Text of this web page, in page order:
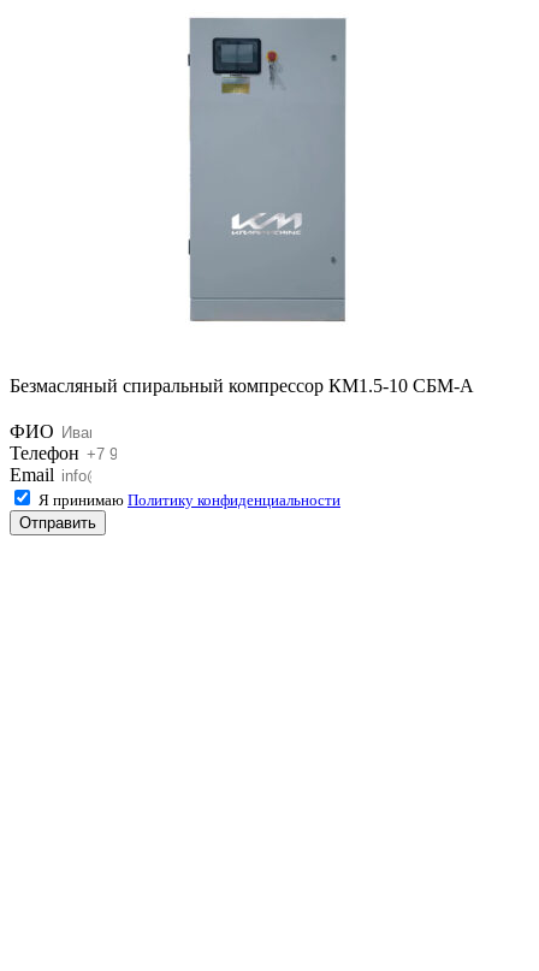
Безмасляный спиральный компрессор КМ1.5-10 СБМ-А
ФИО
Телефон
Email
Я принимаю Политику конфиденциальности
Отправить